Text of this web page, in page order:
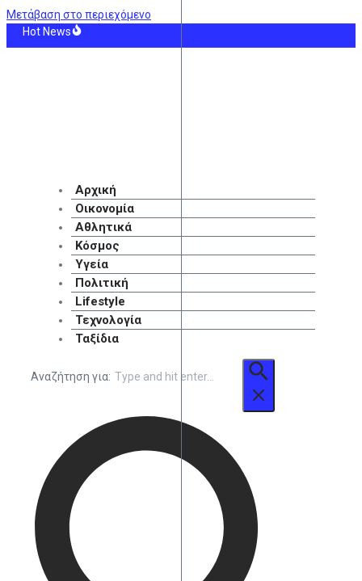
Μετάβαση στο περιεχόμενο
Hot News
Αρχική
Οικονομία
Αθλητικά
Κόσμος
Υγεία
Πολιτική
Lifestyle
Τεχνολογία
Ταξίδια
Αναζήτηση για: